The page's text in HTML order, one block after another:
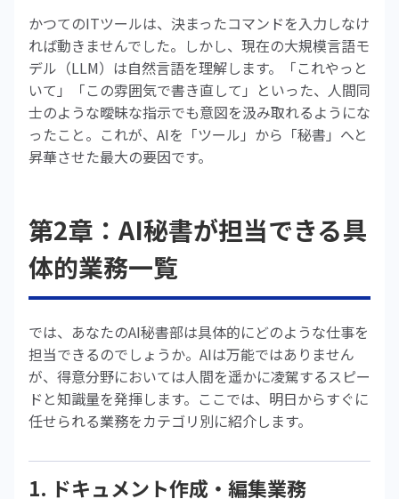
かつてのITツールは、決まったコマンドを入力しなけ
れば動きませんでした。しかし、現在の大規模言語モ
デル（LLM）は自然言語を理解します。「これやっと
いて」「この雰囲気で書き直して」といった、人間同
士のような曖昧な指示でも意図を汲み取れるようにな
ったこと。これが、AIを「ツール」から「秘書」へと
昇華させた最大の要因です。
第2章：AI秘書が担当できる具
体的業務一覧
では、あなたのAI秘書部は具体的にどのような仕事を
担当できるのでしょうか。AIは万能ではありません
が、得意分野においては人間を遥かに凌駕するスピー
ドと知識量を発揮します。ここでは、明日からすぐに
任せられる業務をカテゴリ別に紹介します。
1. ドキュメント作成・編集業務